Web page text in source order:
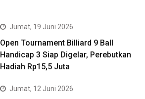
Jumat, 19 Juni 2026
Open Tournament Billiard 9 Ball
Handicap 3 Siap Digelar, Perebutkan
Hadiah Rp15,5 Juta
Jumat, 12 Juni 2026